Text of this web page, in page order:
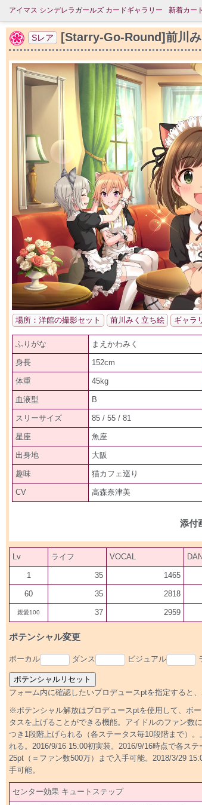
アイマス シンデレラガールズ カードギャラリー 新着カー
Sレア [Starry-Go-Round]前川み
場所：洋館の撮影セット 前川みく立ち絵 ギャラ
ふりがな まえかわみく
身長 152cm
体重 45kg
血液型 B
スリーサイズ 85 / 55 / 81
星座 魚座
出身地 大阪
趣味 猫カフェ巡り
CV 高森奈津美
添付
Lv ライフ VOCAL
1 35 1465
60 35 2818
親愛100 37 2959
ポテンシャル変更
ボーカル ダンス ビジュアル
フォーム内に確認したいプロデュースptを指定すると
※ポテンシャル解放はプロデュースptを使用して、ボ
タスを上げることができる機能。アイドルのファン数
つき1段階上げられる（各ステータス毎10段階まで）
れる。2016/9/16 15:00初実装。2016/9/16時点で各ス
25pt（＝ファン数500万）まで入手可能。2018/3/29
手可能。
センター効果 キュートステップ